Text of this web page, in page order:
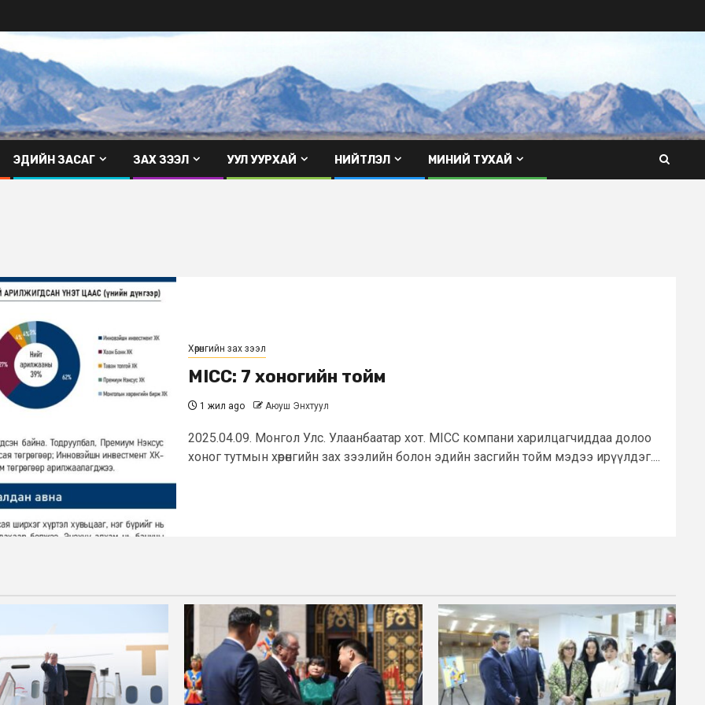
ЭДИЙН ЗАСАГ ЗАХ ЗЭЭЛ УУЛ УУРХАЙ НИЙТЛЭЛ МИНИЙ ТУХАЙ
Хөрөнгийн зах зээл
MICC: 7 хоногийн тойм
1 жил ago Аюуш Энхтуул
2025.04.09. Монгол Улс. Улаанбаатар хот. MICC компани харилцагчиддаа долоо
хоног тутмын хөрөнгийн зах зээлийн болон эдийн засгийн тойм мэдээ ирүүлдэг....